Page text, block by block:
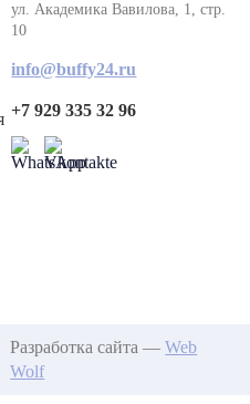
ул. Академика Вавилова, 1, стр.
10
info@buffy24.ru
+7 929 335 32 96
Разработка сайта —Web
Wolf